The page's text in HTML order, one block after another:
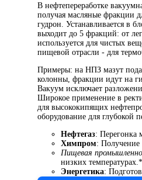
В нефтепереработке
получая масляные фракции
гудрон. Устанавливается в
выходит до 5 фракций: от
используется для чистых
пищевой отрасли - для
Примеры: на НПЗ мазут
колонны, фракции идут на
Вакуум исключает
Широкое применение в
для высококипящих
оборудование для глубокой
Нефтегаз: Перегонка
Химпром: Получение
Пищевая
низких температурах.*
Энергетика: